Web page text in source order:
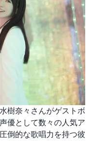
樹奈々さんがゲストボ
優として数々の人気ア
倒的な歌唱力を持つ彼